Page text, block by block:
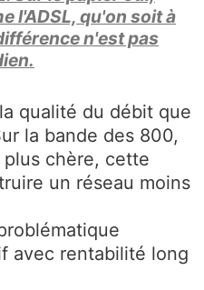
l'ADSL, qu'on soit à
n'est pas
qualité du débit que
la bande des 800,
chère, cette
un réseau moins
avec rentabilité long